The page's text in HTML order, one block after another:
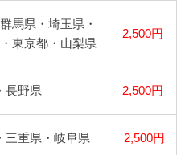
馬県・埼玉県・
東京都・山梨県
2,500円
長野県 2,500円
三重県・岐阜県 2,500円